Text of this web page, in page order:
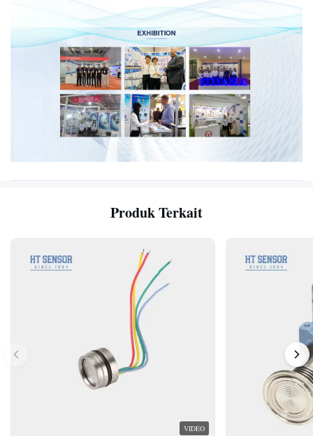
Produk Terkait
VIDEO